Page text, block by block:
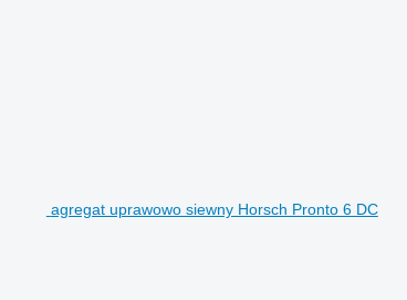
agregat uprawowo siewny Horsch Pronto 6 DC